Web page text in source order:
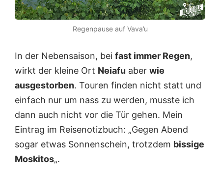
Regenpause auf Vava’u
In der Nebensaison, bei fast immer Regen,
wirkt der kleine Ort Neiafu aber wie
ausgestorben. Touren finden nicht statt und
einfach nur um nass zu werden, musste ich
dann auch nicht vor die Tür gehen. Mein
Eintrag im Reisenotizbuch: „Gegen Abend
sogar etwas Sonnenschein, trotzdem bissige
Moskitos„.